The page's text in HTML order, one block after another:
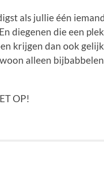
als jullie één
diegenen die een
krijgen dan ook
alleen
OP!